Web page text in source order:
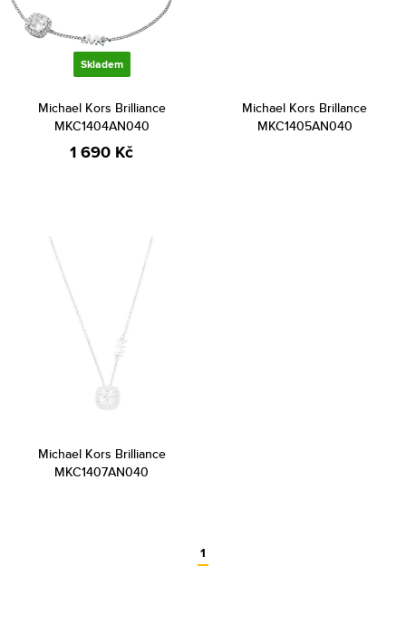
Skladem
Michael Kors Brilliance
MKC1404AN040
1 690 Kč
Michael Kors Brillance
MKC1405AN040
Michael Kors Brilliance
MKC1407AN040
1